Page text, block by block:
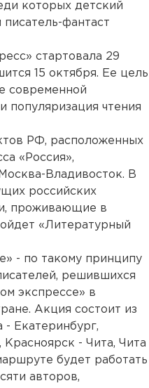
которых детский
фантаст
стартовала 29
15 октября. Ее цель
современной
популяризация чтения
РФ, расположенных
«Россия»,
Владивосток. В
российских
проживающие в
«Литературный
- по такому принципу
решившихся
экспрессе» в
Акция состоит из
Екатеринбург,
Красноярск - Чита, Чита
будет работать
авторов,